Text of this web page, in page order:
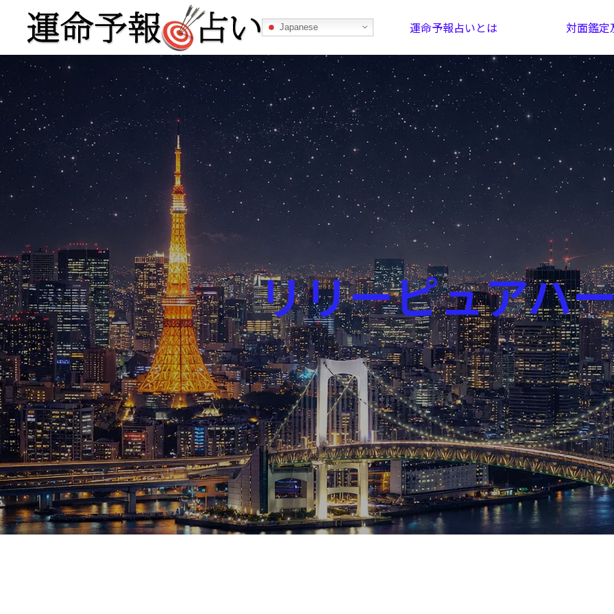
Japanese 運命予報占いとは 対面鑑定
運命予報占い
運命予報占いとは あなたの所属部屋を探そう！ 最恐の相性占い
記事カテゴリー
ブログ お知らせ 芸能界
スポーツ 競馬 社会
テニス四大大会・五輪
テニス四大大会・五輪
リリーピュアハ